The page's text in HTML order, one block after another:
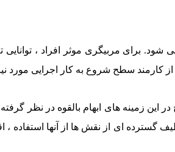
برای مربیگری موثر افراد ، توانایی
این زمینه های ابهام بالقوه در نظر
ای از نقش ها از آنها استفاده ،